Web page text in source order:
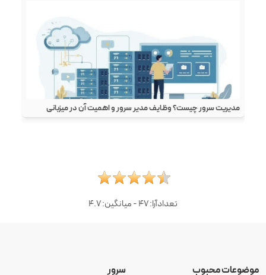
مدیریت سرور چیست؟ وظایف مدیر سرور و اهمیت آن در میزبانی
تعدادآرا:47- میانگین:4.7
موضوعات محبوب سرور